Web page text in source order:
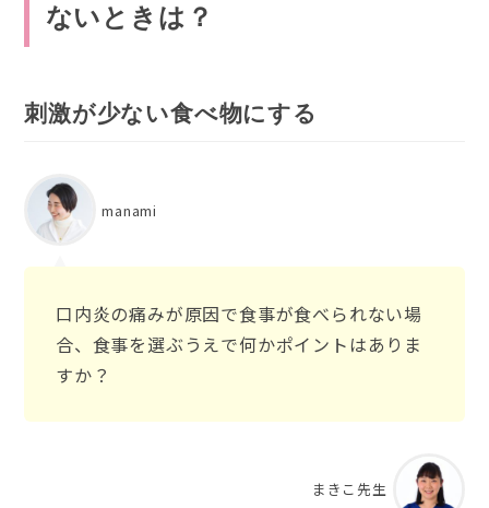
ないときは？
刺激が少ない食べ物にする
manami
口内炎の痛みが原因で食事が食べられない場
合、食事を選ぶうえで何かポイントはありま
すか？
まきこ先生